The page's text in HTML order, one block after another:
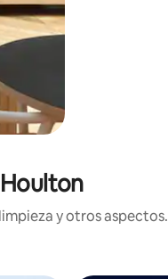
y otros aspectos.